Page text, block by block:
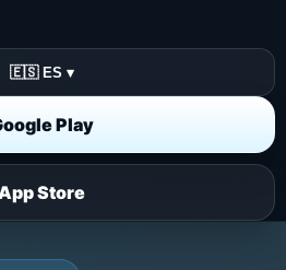
🇪🇸 ES ▾
Play
Store